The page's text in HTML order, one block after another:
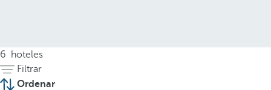
6
hoteles
Filtrar
Ordenar